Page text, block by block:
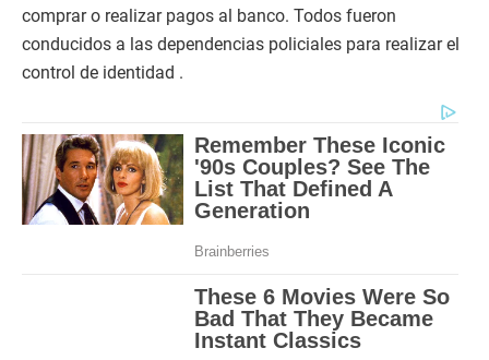
comprar o realizar pagos al banco. Todos fueron
conducidos a las dependencias policiales para realizar el
control de identidad .